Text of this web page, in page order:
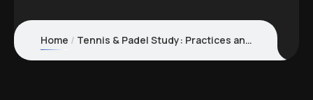
Home Tennis & Padel Study: Practices and Expenditures of 450 Clubs